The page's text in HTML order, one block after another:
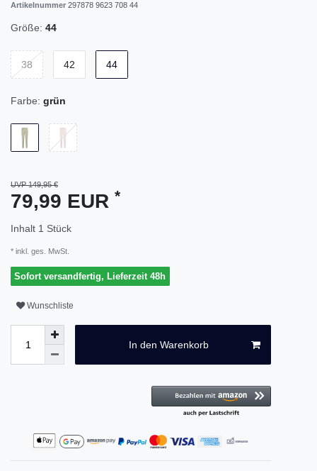
Artikelnummer 297878 9623 708 44
Größe: 44
38 42 44
Farbe: grün
UVP 149,95 €
79,99 EUR *
Inhalt 1 Stück
* inkl. ges. MwSt.
Sofort versandfertig, Lieferzeit 48h
Wunschliste
In den Warenkorb